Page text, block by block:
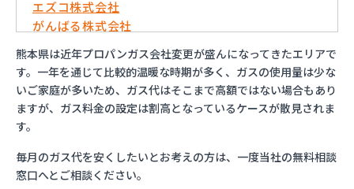
エズコ株式会社
がんばる株式会社
くまさんガス産業株式会社
こめやプロパン
さかいや
サンエス設備機器株式会社
ライフガス山口
リボンガス株式会社
熊本県は近年プロパンガス会社変更が盛んになってきたエリアで
す。一年を通じて比較的温暖な時期が多く、ガスの使用量は少な
いご家庭が多いため、ガス代はそこまで高額ではない場合もあり
ますが、ガス料金の設定は割高となっているケースが散見されま
す。
毎月のガス代を安くしたいとお考えの方は、一度当社の無料相談
窓口へとご相談ください。